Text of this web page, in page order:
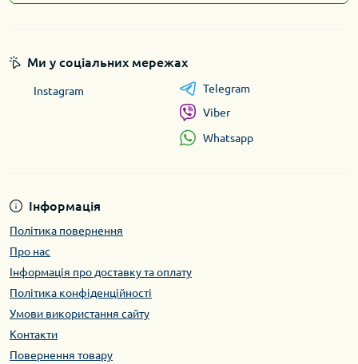
Інформація
Політика повернення
Про нас
Інформація про доставку та оплату
Політика конфіденційності
Умови використання сайту
Контакти
Повернення товару
Ми у соціальних мережах
Instagram
Telegram
Viber
Whatsapp